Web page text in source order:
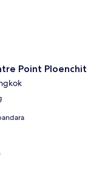
Point Ploenchit